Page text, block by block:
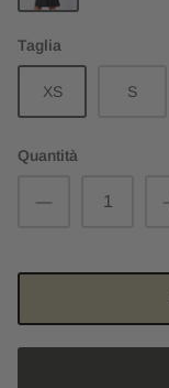
Taglia
XS S
Quantità